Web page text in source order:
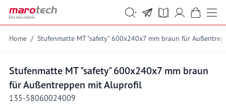
Skip to Content
Suche
Suche
Home / Stufenmatte MT "safety" 600x240x7 mm braun für
Stufenmatte MT "safety" 600x240x7 mm braun
für Außentreppen mit Aluprofil
135-58060024009